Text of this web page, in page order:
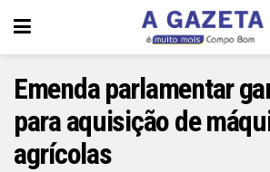
Emenda parlamentar
para aquisição de
agrícolas